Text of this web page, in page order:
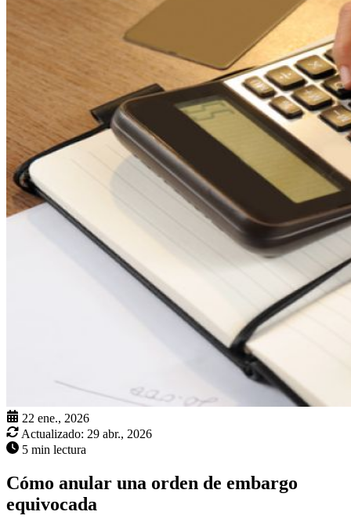
22 ene., 2026
Actualizado: 29 abr., 2026
5 min lectura
Cómo anular una orden de embargo
equivocada